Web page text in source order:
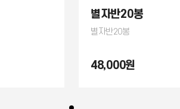
별자반20봉
별자반20봉
48,000원